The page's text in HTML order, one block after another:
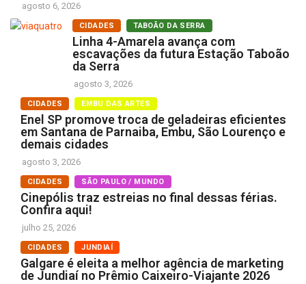
agosto 6, 2026
CIDADES TABOÃO DA SERRA
Linha 4-Amarela avança com
escavações da futura Estação Taboão
da Serra
agosto 3, 2026
CIDADES EMBU DAS ARTES
Enel SP promove troca de geladeiras eficientes
em Santana de Parnaiba, Embu, São Lourenço e
demais cidades
agosto 3, 2026
CIDADES SÃO PAULO / MUNDO
Cinepólis traz estreias no final dessas férias.
Confira aqui!
julho 25, 2026
CIDADES JUNDIAÍ
Galgare é eleita a melhor agência de marketing
de Jundiaí no Prêmio Caixeiro-Viajante 2026